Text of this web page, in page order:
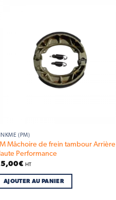
(PM)
Mâchoire de frein tambour Arrière
Performance
€ HT
AJOUTER AU PANIER